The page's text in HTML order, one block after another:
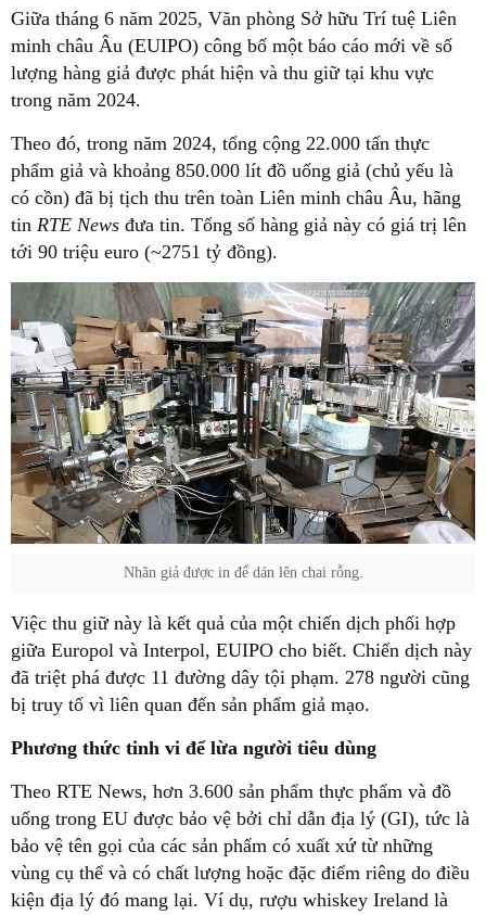
Giữa tháng 6 năm 2025, Văn phòng Sở hữu Trí tuệ Liên
minh châu Âu (EUIPO) công bố một báo cáo mới về số
lượng hàng giả được phát hiện và thu giữ tại khu vực
trong năm 2024.
Theo đó, trong năm 2024, tổng cộng 22.000 tấn thực
phẩm giả và khoảng 850.000 lít đồ uống giả (chủ yếu là
có cồn) đã bị tịch thu trên toàn Liên minh châu Âu, hãng
tin RTE News đưa tin. Tổng số hàng giả này có giá trị lên
tới 90 triệu euro (~2751 tỷ đồng).
Nhãn giả được in để dán lên chai rỗng.
Việc thu giữ này là kết quả của một chiến dịch phối hợp
giữa Europol và Interpol, EUIPO cho biết. Chiến dịch này
đã triệt phá được 11 đường dây tội phạm. 278 người cũng
bị truy tố vì liên quan đến sản phẩm giả mạo.
Phương thức tinh vi để lừa người tiêu dùng
Theo RTE News, hơn 3.600 sản phẩm thực phẩm và đồ
uống trong EU được bảo vệ bởi chỉ dẫn địa lý (GI), tức là
bảo vệ tên gọi của các sản phẩm có xuất xứ từ những
vùng cụ thể và có chất lượng hoặc đặc điểm riêng do điều
kiện địa lý đó mang lại. Ví dụ, rượu whiskey Ireland là